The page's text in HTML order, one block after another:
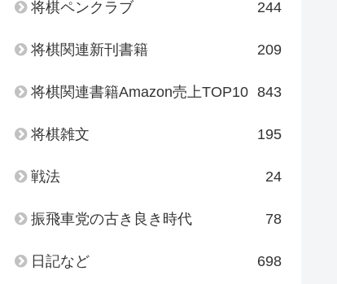
将棋ペンクラブ 244
将棋関連新刊書籍 209
将棋関連書籍Amazon売上TOP10 843
将棋雑文 195
戦法 24
振飛車党の古き良き時代 78
日記など 698